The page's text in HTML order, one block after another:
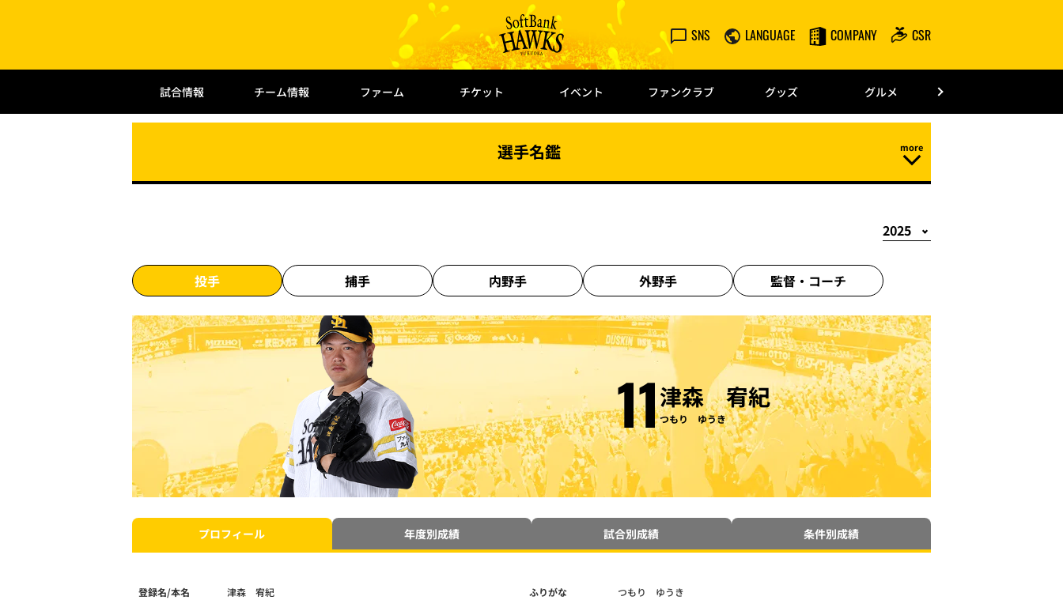
SNS LANGUAGE COMPANY CSR
試合情報 チーム情報 ファーム チケット イベント ファンクラブ グッズ グルメ
選手名鑑
投手 捕手 内野手 外野手 監督・ コーチ
11津森 宥紀
つもり ゆうき
プロフィール 年度別成績 試合別成績 条件別成績
登録名/本名 津森 宥紀 ふりがな つもり ゆうき